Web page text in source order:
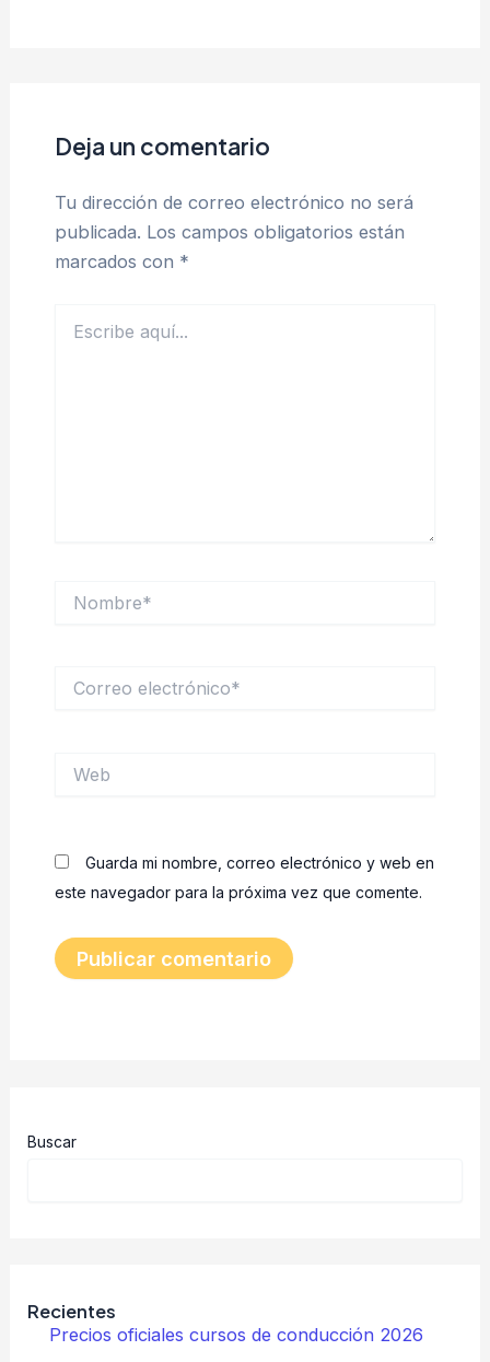
Deja un comentario
Tu dirección de correo electrónico no será
publicada. Los campos obligatorios están
marcados con *
aquí...
electrónico*
Guarda mi nombre, correo electrónico y web en
este navegador para la próxima vez que comente.
Buscar
Recientes
Precios oficiales cursos de conducción 2026